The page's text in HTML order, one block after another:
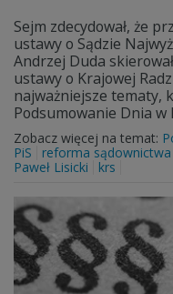
Sejm zdecydował, że
ustawy o Sądzie
Andrzej Duda
ustawy o Krajowej
najważniejsze tematy,
Podsumowanie Dnia w
Zobacz więcej na temat:
PiS
reforma sądownictwa
Paweł Lisicki
krs